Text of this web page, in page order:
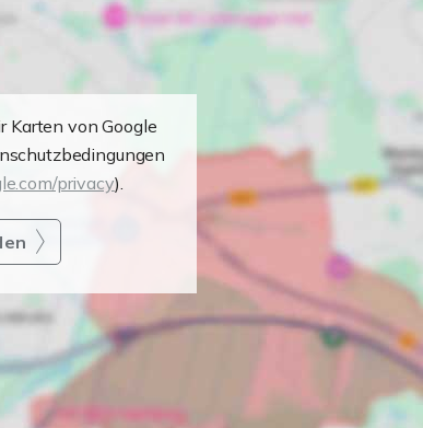
Karten von Google
privacy).